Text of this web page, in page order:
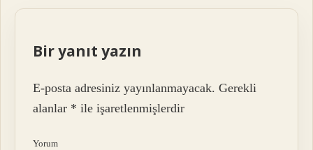
Bir yanıt yazın
E-posta adresiniz yayınlanmayacak. Gerekli
alanlar * ile işaretlenmişlerdir
Yorum